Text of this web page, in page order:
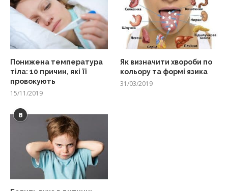
Понижена температура
тіла: 10 причин, які її
провокують
15/11/2019
Як визначити хвороби по
кольору та формі язика
31/03/2019
8